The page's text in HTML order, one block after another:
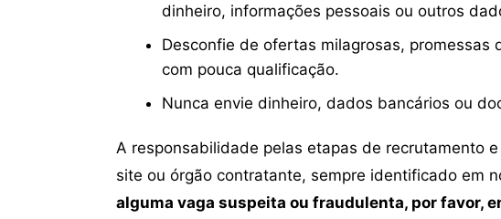
dinheiro, informações pessoais ou outros
Desconfie de ofertas milagrosas, promessas
com pouca qualificação.
Nunca envie dinheiro, dados bancários ou
A responsabilidade pelas etapas de recrutamento
site ou órgão contratante, sempre identificado em
alguma vaga suspeita ou fraudulenta, por favor,